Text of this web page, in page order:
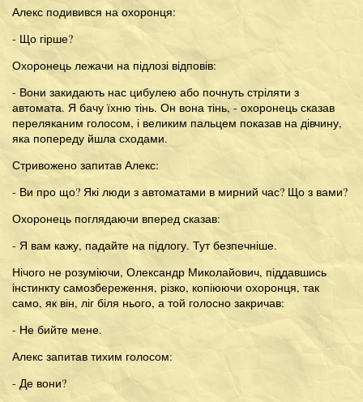
Алекс подивився на охоронця:
- Що гірше?
Охоронець лежачи на підлозі відповів:
- Вони закидають нас цибулею або почнуть стріляти з
автомата. Я бачу їхню тінь. Он вона тінь, - охоронець сказав
переляканим голосом, і великим пальцем показав на дівчину,
яка попереду йшла сходами.
Стривожено запитав Алекс:
- Ви про що? Які люди з автоматами в мирний час? Що з вами?
Охоронець поглядаючи вперед сказав:
- Я вам кажу, падайте на підлогу. Тут безпечніше.
Нічого не розуміючи, Олександр Миколайович, піддавшись
інстинкту самозбереження, різко, копіюючи охоронця, так
само, як він, ліг біля нього, а той голосно закричав:
- Не бийте мене.
Алекс запитав тихим голосом:
- Де вони?